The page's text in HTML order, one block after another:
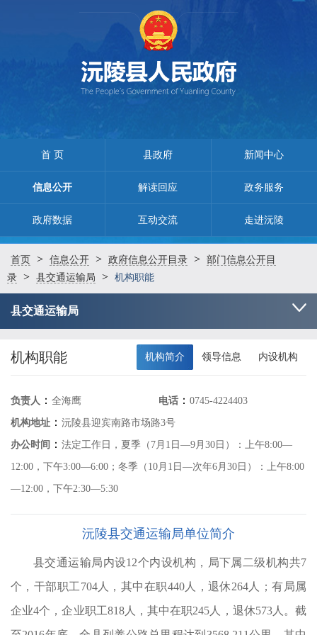
首 页 县政府 新闻中心
信息公开 解读回应 政务服务
政府数据 互动交流 走进沅陵
首页 > 信息公开 > 政府信息公开目录 > 部门信息公开目
录 > 县交通运输局 > 机构职能
县交通运输局
机构职能 机构简介 领导信息 内设机构
负责人 ： 全海鹰 电话 ： 0745-4224403
机构地址 ： 沅陵县迎宾南路市场路3号
办公时间 ： 法定工作日，夏季（7月1日—9月30日）：上午8:00—
12:00，下午3:00—6:00；冬季（10月1日—次年6月30日）：上午8:00
—12:00，下午2:30—5:30
沅陵县交通运输局单位简介
县交通运输局内设12个内设机构，局下属二级机构共7
个，干部职工704人，其中在职440人，退休264人；有局属
企业4个，企业职工818人，其中在职245人，退休573人。截